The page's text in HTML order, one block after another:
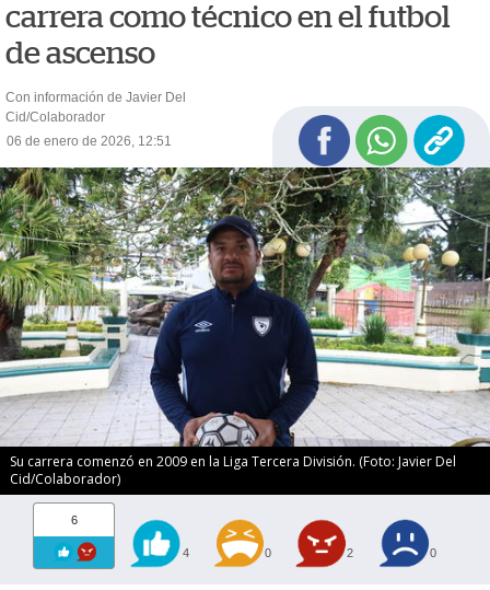
carrera como técnico en el futbol
de ascenso
Con información de Javier Del
Cid/Colaborador
06 de enero de 2026, 12:51
Su carrera comenzó en 2009 en la Liga Tercera División. (Foto: Javier Del
Cid/Colaborador)
6
4 0 2 0